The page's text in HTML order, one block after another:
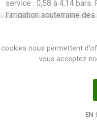
service : 0,58 à 4,14
l'irrigation souterraine
GTIN: 20077985027036
nous permettent
vous acceptez
EN